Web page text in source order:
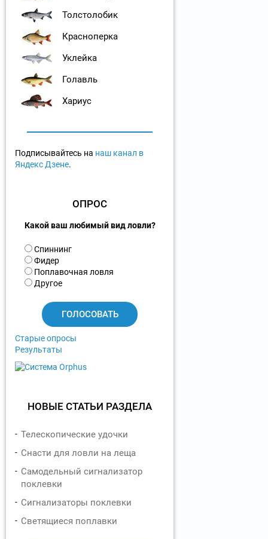
Толстолобик
Красноперка
Уклейка
Голавль
Хариус
Подписывайтесь на наш канал в
Яндекс Дзене.
ОПРОС
Какой ваш любимый вид ловли?
В
а
р
и
Спиннинг
Фидер
Поплавочная ловля
Другое
Старые опросы
Результаты
НОВЫЕ СТАТЬИ РАЗДЕЛА
Телескопические удочки
Снасти для ловли на леща
Самодельный сигнализатор
поклевки
Сигнализаторы поклевки
Светящиеся поплавки